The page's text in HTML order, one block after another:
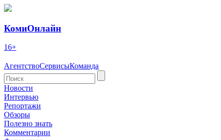
КомиОнлайн
16+
АгентствоСервисыКоманда
Новости
Интервью
Репортажи
Обзоры
Полезно знать
Комментарии